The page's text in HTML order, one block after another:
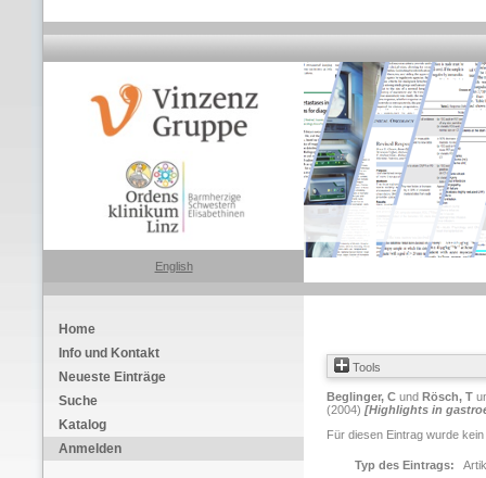
English
Home
Info und Kontakt
Neueste Einträge
Suche
Katalog
Anmelden
Tools
Beglinger, C und Rösch, T
(2004) [Highlights in
Für diesen Eintrag wurde
Typ des Eintrags: